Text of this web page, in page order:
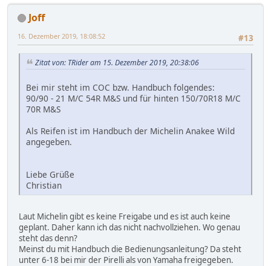
Joff
#13
16. Dezember 2019, 18:08:52
Zitat von: TRider am 15. Dezember 2019, 20:38:06
Bei mir steht im COC bzw. Handbuch folgendes:
90/90 - 21 M/C 54R M&S und für hinten 150/70R18 M/C
70R M&S
Als Reifen ist im Handbuch der Michelin Anakee Wild
angegeben.
Liebe Grüße
Christian
Laut Michelin gibt es keine Freigabe und es ist auch keine
geplant. Daher kann ich das nicht nachvollziehen. Wo genau
steht das denn?
Meinst du mit Handbuch die Bedienungsanleitung? Da steht
unter 6-18 bei mir der Pirelli als von Yamaha freigegeben.